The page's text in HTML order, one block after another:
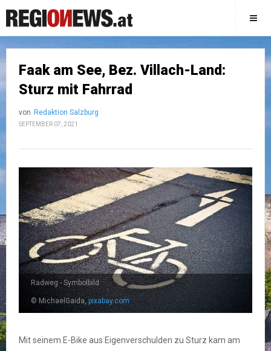
Faak am See, Bez. Villach-Land:
Sturz mit Fahrrad
von Redaktion Salzburg
SEPTEMBER 07, 2021
Radweg - Symbolbild
© MichaelGaida,pixabay.com
Mit seinem E-Bike aus Eigenverschulden zu Sturz kam am